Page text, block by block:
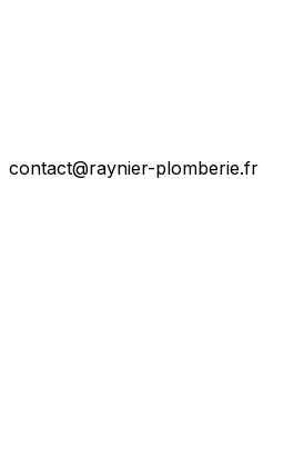
contact@raynier-plomberie.fr